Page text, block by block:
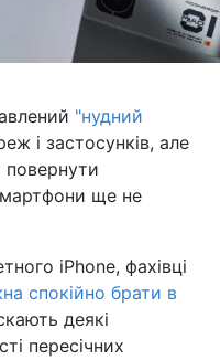
"нудний
і застосунків, але
повернути
ще не
iPhone, фахівці
спокійно брати в
деякі
пересічних